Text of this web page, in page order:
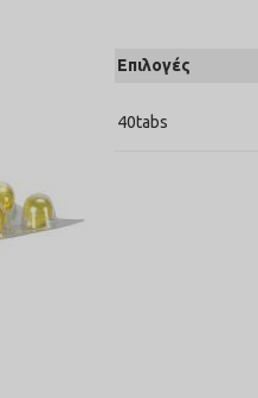
Επιλογές
40tabs